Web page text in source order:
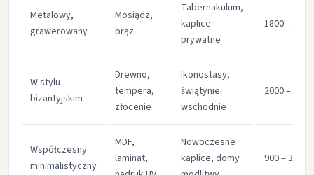
Metalowy,
grawerowany
Mosiądz,
brąz
Tabernakulum,
kaplice
prywatne
1800 – 8000
W stylu
bizantyjskim
Drewno,
tempera,
złocenie
Ikonostasy,
świątynie
wschodnie
2000 – 15
Współczesny
minimalistyczny
MDF,
laminat,
Nowoczesne
kaplice, domy
900 – 3500